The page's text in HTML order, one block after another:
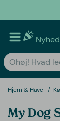
Hjem & Have
My Dog